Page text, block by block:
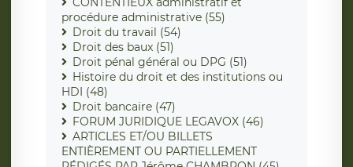
procédure administrative (55)
Droit du travail (54)
Droit des baux (51)
Droit pénal général ou DPG (51)
Histoire du droit et des institutions ou
HDI (48)
Droit bancaire (47)
FORUM JURIDIQUE LEGAVOX (46)
ARTICLES ET/OU BILLETS
ENTIÈREMENT OU PARTIELLEMENT